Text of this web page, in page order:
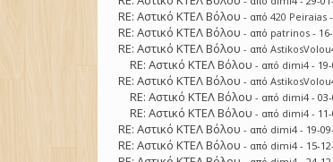
RE: Αστικό ΚΤΕΛ Βόλου - από420 Peiraias
RE: Αστικό ΚΤΕΛ Βόλου - από patrinos -
RE: Αστικό ΚΤΕΛ Βόλου - από
RE: Αστικό ΚΤΕΛ Βόλου - από dimi4 -
RE: Αστικό ΚΤΕΛ Βόλου - από
RE: Αστικό ΚΤΕΛ Βόλου - από dimi4 -
RE: Αστικό ΚΤΕΛ Βόλου - από dimi4 -
RE: Αστικό ΚΤΕΛ Βόλου - από dimi4 - 19-
RE: Αστικό ΚΤΕΛ Βόλου - από dimi4 - 15-